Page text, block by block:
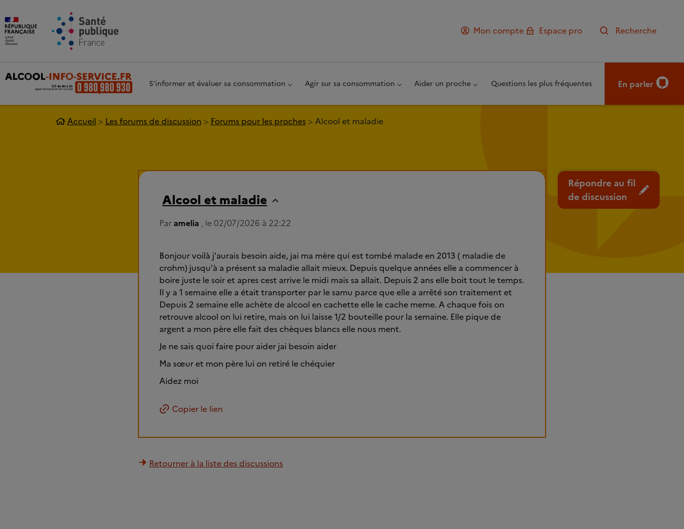
Mon compte
Espace pro Recherche
S'informer et évaluer sa consommation Agir sur sa consommation Aider un proche Questions les plus fréquentes En parler
Accueil Les forums de discussion Forums pour les proches Alcool et maladie
Répondre au fil
de discussion
Alcool et maladie
Par amelia , le 02/07/2026 à 22:22
Bonjour voilà j'aurais besoin aide, jai ma mère qui est tombé malade en 2013 ( maladie de
crohm) jusqu'à a présent sa maladie allait mieux. Depuis quelque années elle a commencer à
boire juste le soir et apres cest arrive le midi mais sa allait. Depuis 2 ans elle boit tout le temps.
Il y a 1 semaine elle a était transporter par le samu parce que elle a arrêté son traitement et
Depuis 2 semaine elle achète de alcool en cachette elle le cache meme. A chaque fois on
retrouve alcool on lui retire, mais on lui laisse 1/2 bouteille pour la semaine. Elle pique de
argent a mon père elle fait des chèques blancs elle nous ment.
Je ne sais quoi faire pour aider jai besoin aider
Ma sœur et mon père lui on retiré le chéquier
Aidez moi
Copier le lien
Retourner à la liste des discussions